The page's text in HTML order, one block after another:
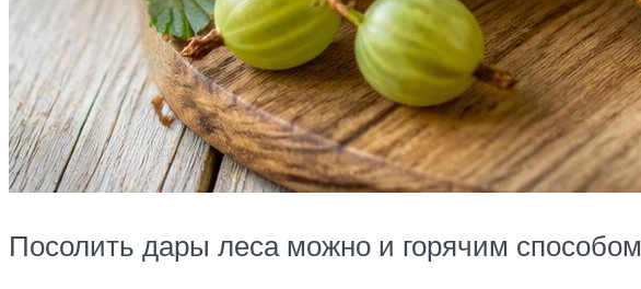
Посолить дары леса можно и горячим способом